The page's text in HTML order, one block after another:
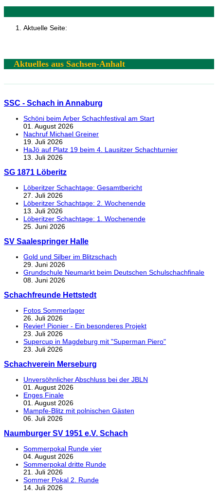
Aktuelle Seite:
Aktuelles aus Sachsen-Anhalt
SSC - Schach in Annaburg
Schöni beim Arber Schachfestival am Start
01. August 2026
Nachruf Michael Greiner
19. Juli 2026
HaJö auf Platz 19 beim 4. Lausitzer Schachturnier
13. Juli 2026
SG 1871 Löberitz
Löberitzer Schachtage: Gesamtbericht
27. Juli 2026
Löberitzer Schachtage: 2. Wochenende
13. Juli 2026
Löberitzer Schachtage: 1. Wochenende
25. Juni 2026
SV Saalespringer Halle
Gold und Silber im Blitzschach
29. Juni 2026
Grundschule Neumarkt beim Deutschen Schulschachfinale
08. Juni 2026
Schachfreunde Hettstedt
Fotos Sommerlager
26. Juli 2026
Revier! Pionier - Ein besonderes Projekt
23. Juli 2026
Supercup in Magdeburg mit "Superman Piero"
23. Juli 2026
Schachverein Merseburg
Unversöhnlicher Abschluss bei der JBLN
01. August 2026
Enges Finale
01. August 2026
Mampfe-Blitz mit polnischen Gästen
06. Juli 2026
Naumburger SV 1951 e.V. Schach
Sommerpokal Runde vier
04. August 2026
Sommerpokal dritte Runde
21. Juli 2026
Sommer Pokal 2. Runde
14. Juli 2026